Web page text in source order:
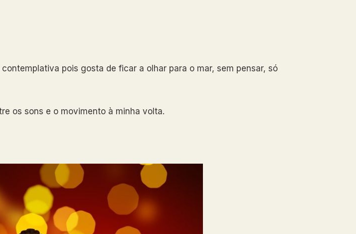
pois gosta de ficar a olhar para o mar, sem pensar, só
os sons e o movimento à minha volta.